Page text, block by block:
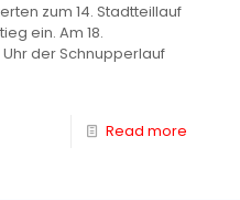
zum 14. Stadtteillauf
ein. Am 18.
Uhr der Schnupperlauf
Read more